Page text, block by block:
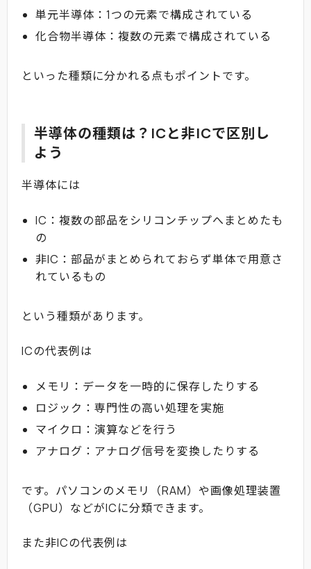
単元半導体：1つの元素で構成されている
化合物半導体：複数の元素で構成されている
といった種類に分かれる点もポイントです。
半導体の種類は？ICと非ICで区別し
よう
半導体には
IC：複数の部品をシリコンチップへまとめたも
の
非IC：部品がまとめられておらず単体で用意さ
れているもの
という種類があります。
ICの代表例は
メモリ：データを一時的に保存したりする
ロジック：専門性の高い処理を実施
マイクロ：演算などを行う
アナログ：アナログ信号を変換したりする
です。パソコンのメモリ（RAM）や画像処理装置
（GPU）などがICに分類できます。
また非ICの代表例は